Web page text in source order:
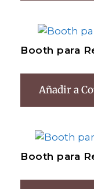
Booth para
Añadir a
Booth para